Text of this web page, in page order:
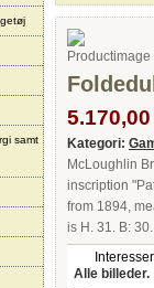
samt
Kategori:
McLoughlin
inscription
from 1894,
is H. 31. B:
Alle billeder.